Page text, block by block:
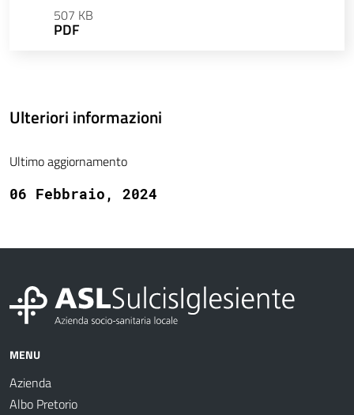
507 KB
PDF
Ulteriori informazioni
Ultimo aggiornamento
06 Febbraio, 2024
MENU
Azienda
Albo Pretorio